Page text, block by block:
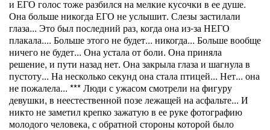
и ЕГО голос тоже разбился на мелкие кусочки в ее душе.
Она больше никогда ЕГО не услышит. Слезы застилали
глаза... Это был последний раз, когда она из-за НЕГО
плакала.... Больше этого не будет... никогда... Больше вообще
ничего не будет... Она устала от боли. Она приняла
решение, и пути назад нет. Она закрыла глаза и шагнула в
пустоту... На несколько секунд она стала птицей... Нет... она
не пожалела... *** Люди с ужасом смотрели на фигуру
девушки, в неестественной позе лежащей на асфальте... И
никто не заметил крепко зажатую в ее руке фотографию
молодого человека, с обратной стороны которой было